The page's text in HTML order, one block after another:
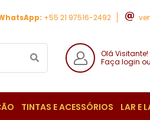
+55 21 97516-2492
Olá Visitante!
Faça login
TINTAS E ACESSÓRIOS LAR E